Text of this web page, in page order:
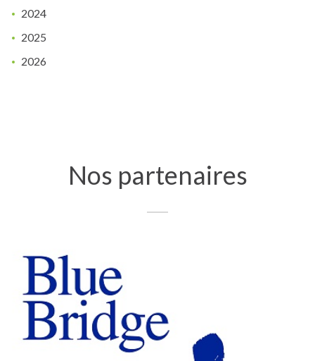
2024
2025
2026
Nos partenaires